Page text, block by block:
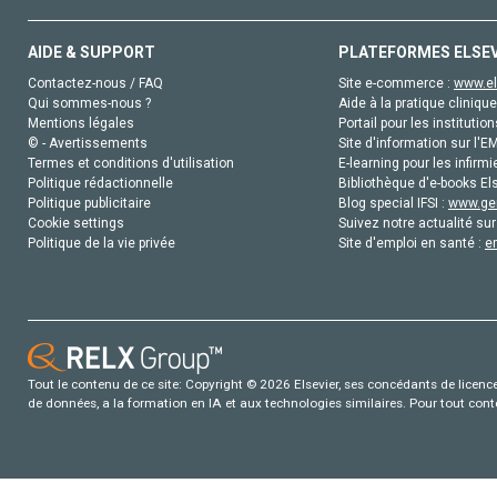
AIDE & SUPPORT
Contactez-nous / FAQ
Qui sommes-nous ?
Mentions légales
© - Avertissements
Termes et conditions d'utilisation
Politique rédactionnelle
Politique publicitaire
Cookie settings
Politique de la vie privée
PLATEFORMES
Site e-commerce :
Aide à la pratique
Portail pour les
Site d'information sur
E-learning pour les
Bibliothèque d'e-books
Blog special IFSI :
Suivez notre actualité
Site d'emploi en santé :
Tout le contenu de ce site: Copyright © 2026 Elsevier, ses concédants de
de données, a la formation en IA et aux technologies similaires. Pour tout